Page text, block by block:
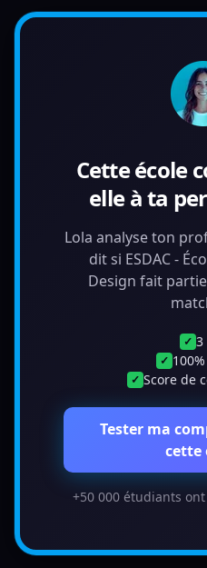
Cette école
elle à ta
Lola analyse ton
dit si ESDAC -
Design fait
✓ 3
✓
✓ Score de
Tester ma
cette
+50 000 étudiants